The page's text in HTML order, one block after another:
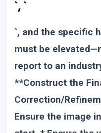
`, `
`, and the specific
must be
report to an
**Construct the
Correction/
Ensure the image